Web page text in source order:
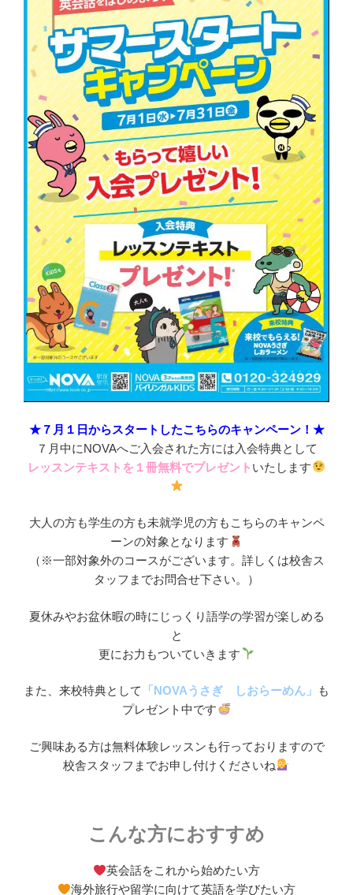
★７月１日からスタートしたこちらのキャンペーン！★
７月中にNOVAへご入会された方には入会特典として
レッスンテキストを１冊無料でプレゼント いたします
大人の方も学生の方も未就学児の方もこちらのキャンペ
ーンの対象となります
（※一部対象外のコースがございます。詳しくは校舎ス
タッフまでお問合せ下さい。）
夏休みやお盆休暇の時にじっくり語学の学習が楽しめる
と
更にお力もついていきます
また、来校特典として 「NOVAうさぎ しおらーめん」
も
プレゼント中です
ご興味ある方は無料体験レッスンも行っておりますので
校舎スタッフまでお申し付けくださいね
こんな方におすすめ
英会話をこれから始めたい方
海外旅行や留学に向けて英語を学びたい方